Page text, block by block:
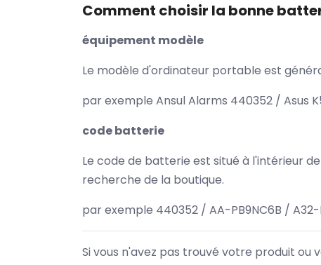
Comment choisir la bonne
équipement modèle
Le modèle d'ordinateur portable est
par exemple Ansul Alarms 440352 / Asus
code batterie
Le code de batterie est situé à l'intérieur
recherche de la boutique.
par exemple 440352 / AA-PB9NC6B /
Si vous n'avez pas trouvé votre produit ou